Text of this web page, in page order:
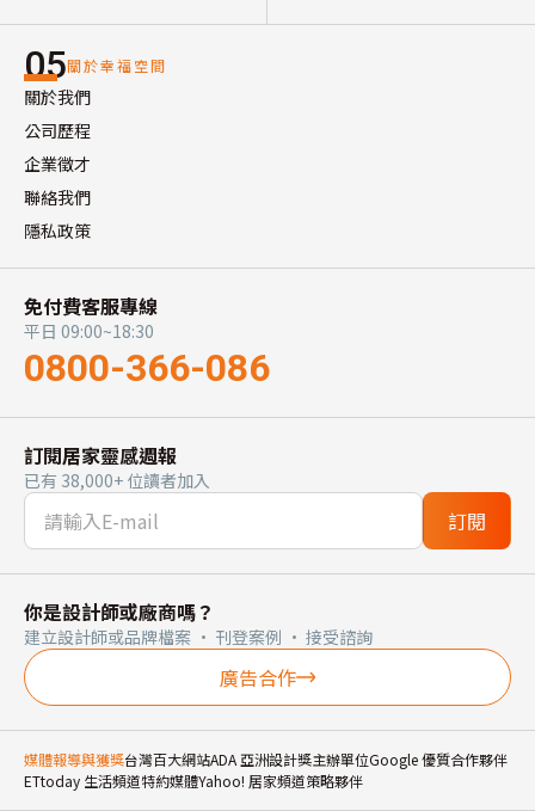
05關於幸福空間
關於我們
公司歷程
企業徵才
聯絡我們
隱私政策
免付費客服專線
平日 09:00~18:30
0800-366-086
訂閱居家靈感週報
已有 38,000+ 位讀者加入
訂閱
你是設計師或廠商嗎？
建立設計師或品牌檔案 · 刊登案例 · 接受諮詢
廣告合作
媒體報導與獲獎台灣百大網站ADA 亞洲設計獎主辦單位Google 優質合作夥伴
ETtoday 生活頻道特約媒體Yahoo! 居家頻道策略夥伴